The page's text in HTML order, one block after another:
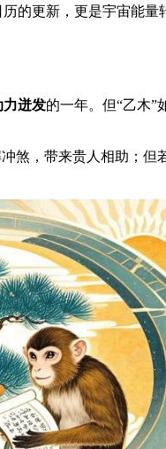
的更新，更是宇宙能
力迸发的一年。但“乙木”
煞，带来贵人相助；但